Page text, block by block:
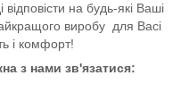
на будь-які Ваші
виробу для Васі
і комфорт!
з нами зв'язатися: